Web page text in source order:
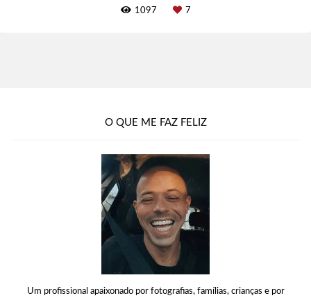
1097 7
O QUE ME FAZ FELIZ
Um profissional apaixonado por fotografias, famílias, crianças e por